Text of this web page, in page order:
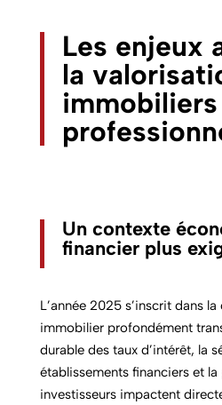
Les enjeux
la
immobiliers
Un contexte
financier plus
L’année 2025 s’inscrit dans
immobilier profondément
durable des taux d’intérêt, la
établissements financiers et
investisseurs impactent